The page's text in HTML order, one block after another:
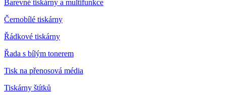
Barevné tiskárny a multifunkce
Černobílé tiskárny
Řádkové tiskárny
Řada s bílým tonerem
Tisk na přenosová média
Tiskárny štítků